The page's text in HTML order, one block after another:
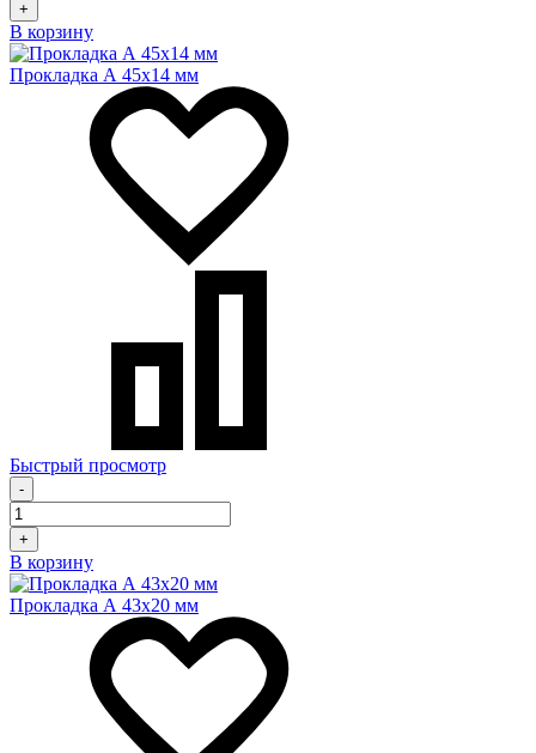
+
В корзину
Прокладка А 45х14 мм
Быстрый просмотр
-
+
В корзину
Прокладка А 43х20 мм